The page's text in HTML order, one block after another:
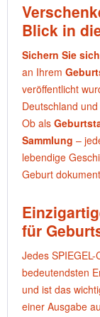
Blick in
Sichern Sie
an Ihrem
veröffentlicht
Deutschland
Ob als
Sammlung –
lebendige
Geburt
für
Jedes SPIEGEL-
bedeutendsten
und ist das
einer Ausgabe